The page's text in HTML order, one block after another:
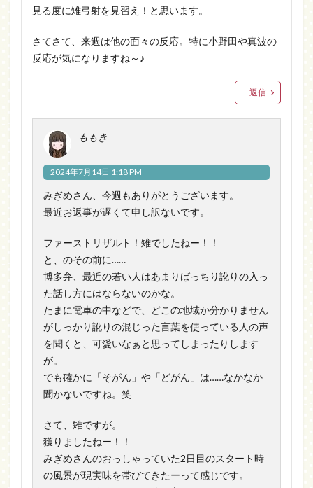
見る度に雉弓射を見習え！と思います。
さてさて、来週は他の面々の反応。特に小野田や真波の
反応が気になりますね～♪
返信
ももき
2024年7月14日 1:18 PM
みぎめさん、今週もありがとうございます。
最近お返事が遅くて申し訳ないです。
ファーストリザルト！雉でしたねー！！
と、のその前に……
博多弁、最近の若い人はあまりばっちり訛りの入っ
た話し方にはならないのかな。
たまに電車の中などで、どこの地域か分かりません
がしっかり訛りの混じった言葉を使っている人の声
を聞くと、可愛いなぁと思ってしまったりします
が。
でも確かに「そがん」や「どがん」は……なかなか
聞かないですね。笑
さて、雉ですが。
獲りましたねー！！
みぎめさんのおっしゃっていた2日目のスタート時
の風景が現実味を帯びてきたーって感じです。